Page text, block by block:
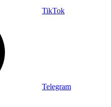
TikTok
Telegram